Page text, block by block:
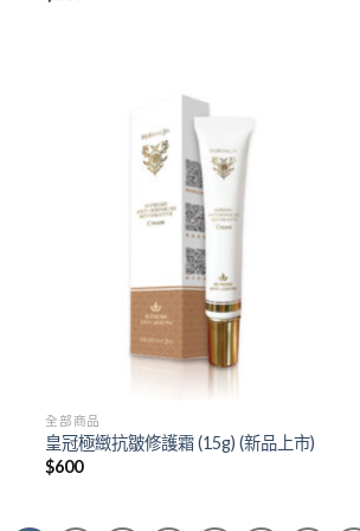
全部商品
皇冠極緻抗皺修護霜 (15g) (新品上市)
$600